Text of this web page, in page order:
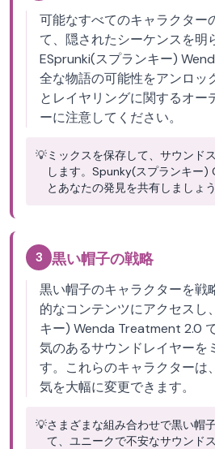
可能なすべてのキャラクター
て、隠されたシーケンスを明
ESprunki(スプランキー)
全な物語の可能性をアンロッ
とレイヤリングに関するオー
ーに注意してください。
💡ミックスを保存して、サウンド
します。Spunky(スプランキー)
とあなたの発見を共有しましょう
3 黒い帽子の戦略
黒い帽子のキャラクターを戦
的なコンテンツにアクセスし
キー) Wenda Treatment 2.0
気のあるサウンドレイヤーを
す。これらのキャラクターは
気を大幅に変更できます。
💡さまざまな組み合わせで黒い帽
て、ユニークで不安なサウンド